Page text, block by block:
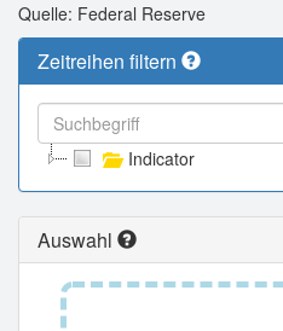
Quelle: Federal Reserve
Zeitreihen filtern
Indicator
Auswahl